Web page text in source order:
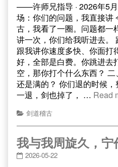
——许师兄指导 · 2026年5
场：你们的问题，我直接讲
古，我看了一圈。问题都一
讲一次，你们给我听进去。
跟我讲你速度多快、你面打
好，全部是白费。你跳进去
空，那你打个什么东西？ 二
还是满的？ 你们退的时候
一退，剑也掉了， … Read
剑道稽古
我与我周旋久，宁
2026-05-22